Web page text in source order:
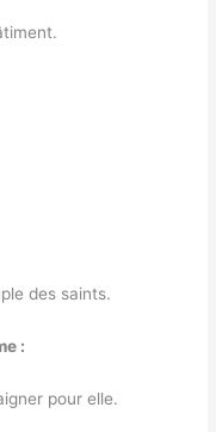
des saints.
:
pour elle.